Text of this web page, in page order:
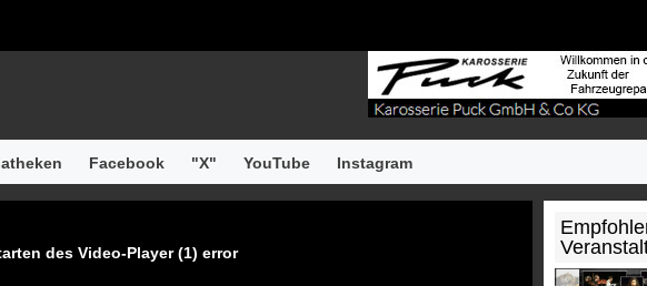
Facebook "X" YouTube Instagram
des Video-Player (1) error